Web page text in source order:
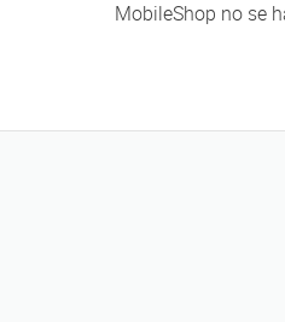
MobileShop no se